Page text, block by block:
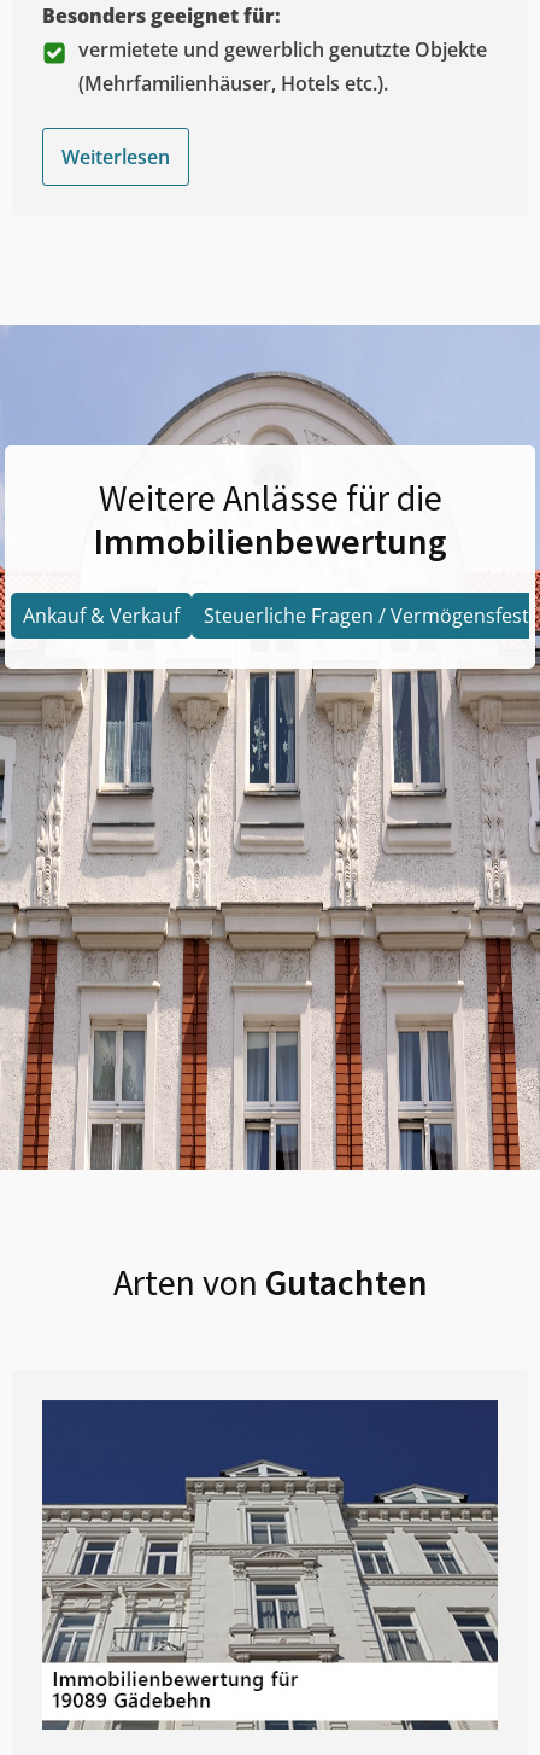
Besonders geeignet für:
vermietete und gewerblich genutzte Objekte
(Mehrfamilienhäuser, Hotels etc.).
Weiterlesen
Weitere Anlässe für die
Immobilienbewertung
Ankauf & Verkauf Steuerliche Fragen /
Arten von Gutachten